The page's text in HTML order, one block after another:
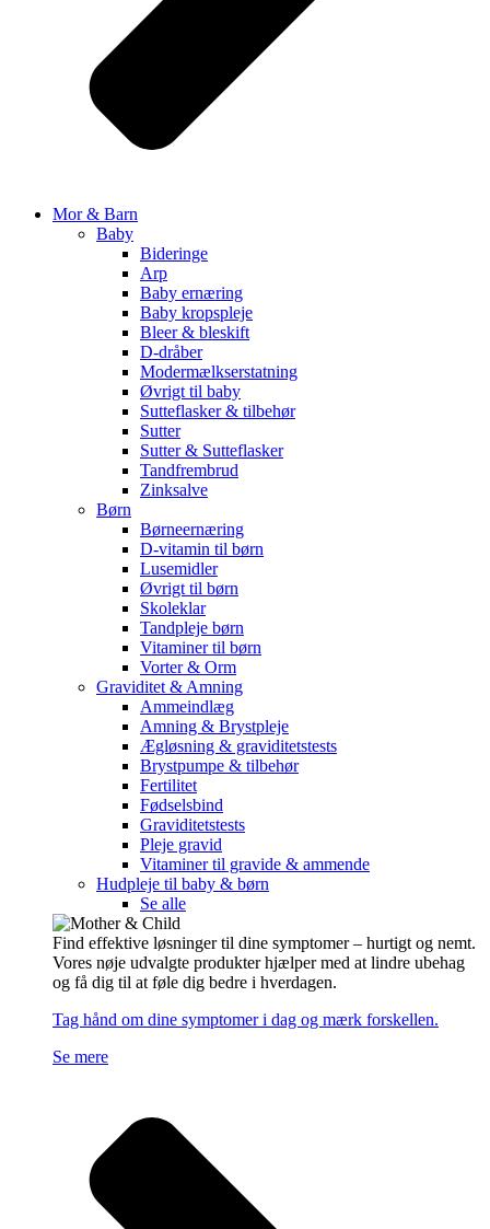
Mor & Barn
Baby
Bideringe
Arp
Baby ernæring
Baby kropspleje
Bleer & bleskift
D-dråber
Modermælkserstatning
Øvrigt til baby
Sutteflasker & tilbehør
Sutter
Sutter & Sutteflasker
Tandfrembrud
Zinksalve
Børn
Børneernæring
D-vitamin til børn
Lusemidler
Øvrigt til børn
Skoleklar
Tandpleje børn
Vitaminer til børn
Vorter & Orm
Graviditet & Amning
Ammeindlæg
Amning & Brystpleje
Ægløsning & graviditetstests
Brystpumpe & tilbehør
Fertilitet
Fødselsbind
Graviditetstests
Pleje gravid
Vitaminer til gravide & ammende
Hudpleje til baby & børn
Se alle
Find effektive løsninger til dine symptomer – hurtigt og nemt.
Vores nøje udvalgte produkter hjælper med at lindre ubehag
og få dig til at føle dig bedre i hverdagen.
Tag hånd om dine symptomer i dag og mærk forskellen.
Se mere